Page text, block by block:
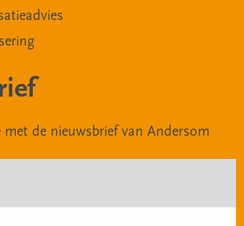
de nieuwsbrief van Andersom